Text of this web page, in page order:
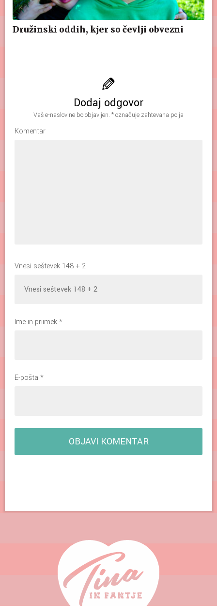
Družinski oddih, kjer so čevlji obvezni
Dodaj odgovor
Vaš e-naslov ne bo objavljen. *označuje zahtevana polja
Komentar
Vnesi seštevek 148 + 2
Ime in priimek*
E-pošta *